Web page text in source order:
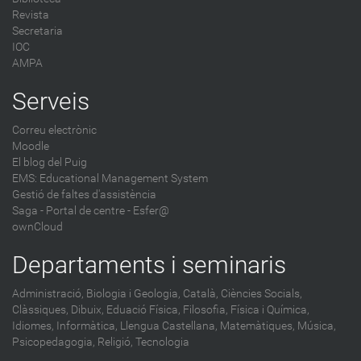
Revista
Secretaria
IOC
AMPA
Serveis
Correu electrònic
Moodle
El blog del Puig
EMS: Educational Management System
Gestió de faltes d'assistència
Saga - Portal de centre - Esfer@
ownCloud
Departaments i seminaris
Administració, Biologia i Geologia, Català, Ciències Socials,
Clàssiques, Dibuix, Eduació Física, Filosofia, Física i Química,
Idiomes, Informàtica, Llengua Castellana, Matemàtiques, Música,
Psicopedagogia, Religió, Tecnologia